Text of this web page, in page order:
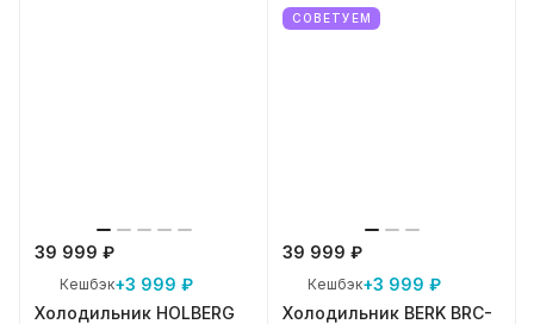
39 999 ₽
Кешбэк+3 999 ₽
Холодильник HOLBERG
СОВЕТУЕМ
39 999 ₽
Кешбэк+3 999 ₽
Холодильник BERK BRC-